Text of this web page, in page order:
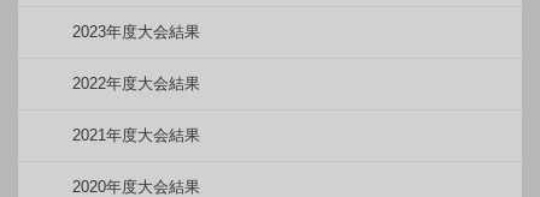
2023年度大会結果
2022年度大会結果
2021年度大会結果
2020年度大会結果